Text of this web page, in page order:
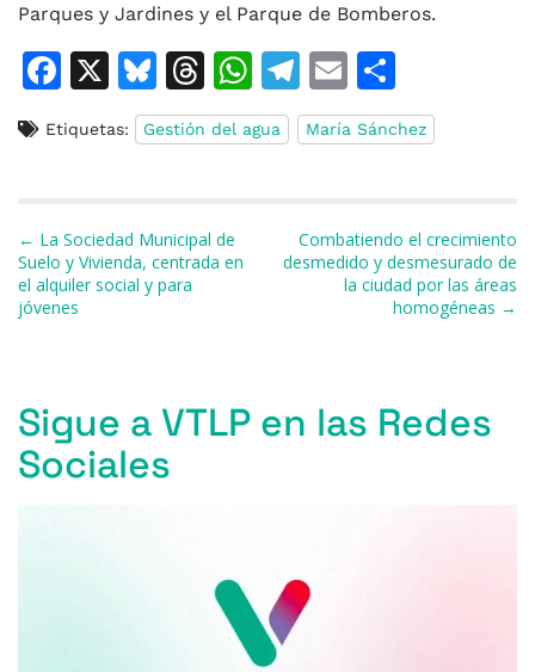
Parques y Jardines y el Parque de Bomberos.
F
c
b
o
o
X
Bl
u
e
k
y
T
h
re
d
s
W
h
at
T
el
e
a
m
E
m
ai
o
m
ar
ti
r
Etiquetas: Gestión del agua María Sánchez
Navegación de entradas
← La Sociedad Municipal de
Suelo y Vivienda, centrada en
el alquiler social y para
jóvenes
Combatiendo el crecimiento
desmedido y desmesurado de
la ciudad por las áreas
homogéneas →
Sigue a VTLP en las Redes
Sociales